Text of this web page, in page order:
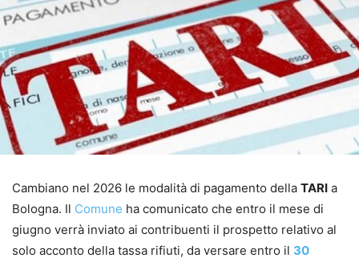
Cambiano nel 2026 le modalità di pagamento della TARI a
Bologna. Il Comune ha comunicato che entro il mese di
giugno verrà inviato ai contribuenti il prospetto relativo al
solo acconto della tassa rifiuti, da versare entro il 30